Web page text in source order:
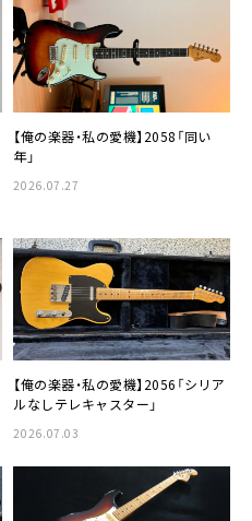
【俺の楽器・私の愛機】2058「同い
年」
2026.07.27
【俺の楽器・私の愛機】2056「シリア
ルなしテレキャスター」
2026.07.03